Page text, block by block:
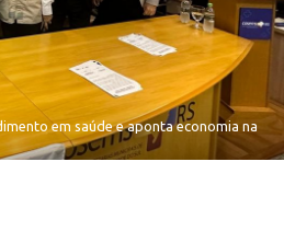
em saúde e aponta economia na